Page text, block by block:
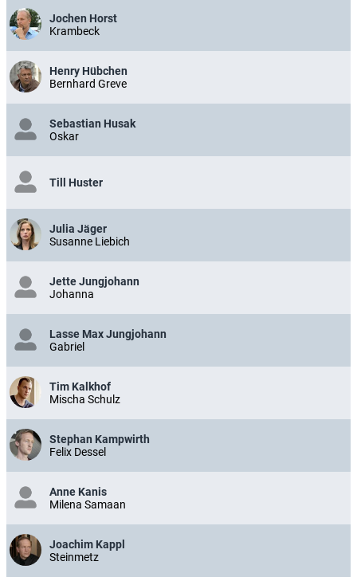
Jochen Horst
Krambeck
Henry Hübchen
Bernhard Greve
Sebastian Husak
Oskar
Till Huster
Julia Jäger
Susanne Liebich
Jette Jungjohann
Johanna
Lasse Max Jungjohann
Gabriel
Tim Kalkhof
Mischa Schulz
Stephan Kampwirth
Felix Dessel
Anne Kanis
Milena Samaan
Joachim Kappl
Steinmetz